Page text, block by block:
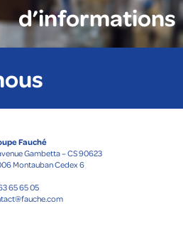
d’informations
Fauché
Gambetta – CS 90623
Montauban Cedex 6
65 65 05